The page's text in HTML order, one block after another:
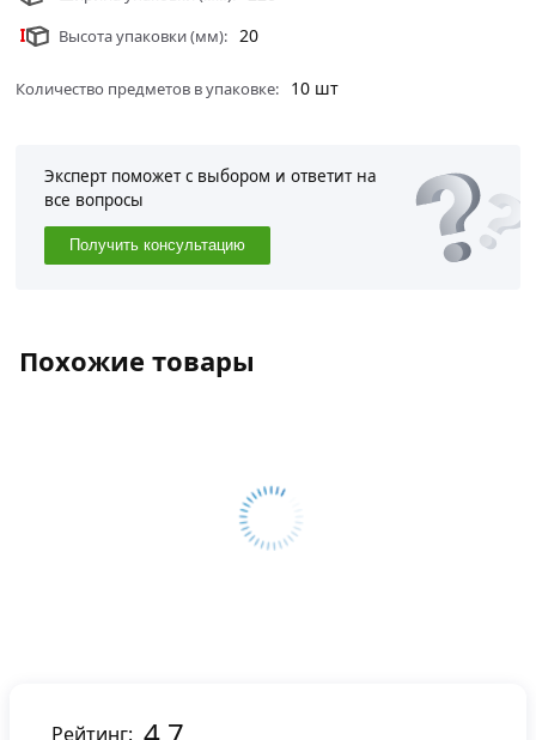
Высота упаковки (мм): 20
Количество предметов в упаковке: 10 шт
Эксперт поможет с выбором и ответит на
все вопросы
Получить консультацию
Похожие товары
Рейтинг: